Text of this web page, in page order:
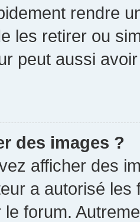
rendre
les retirer ou
peut aussi
des images ?
afficher des
a autorisé
le forum.